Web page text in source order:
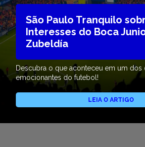
São Paulo Tranquilo
Interesses do Boca
Zubeldía
Descubra o que aconteceu em um dos
emocionantes do futebol!
LEIA O ARTIGO